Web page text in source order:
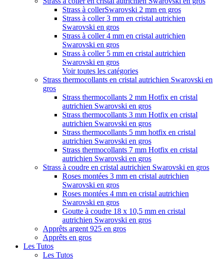
Strass à collerSwarovski 2 mm en gros
Strass à coller 3 mm en cristal autrichien
Swarovski en gros
Strass à coller 4 mm en cristal autrichien
Swarovski en gros
Strass à coller 5 mm en cristal autrichien
Swarovski en gros
Voir toutes les catégories
Strass thermocollants en cristal autrichien Swarovski en
gros
Strass thermocollants 2 mm Hotfix en cristal
autrichien Swarovski en gros
Strass thermocollants 3 mm Hotfix en cristal
autrichien Swarovski en gros
Strass thermocollants 5 mm hotfix en cristal
autrichien Swarovski en gros
Strass thermocollants 7 mm Hotfix en cristal
autrichien Swarovski en gros
Strass à coudre en cristal autrichien Swarovski en gros
Roses montées 3 mm en cristal autrichien
Swarovski en gros
Roses montées 4 mm en cristal autrichien
Swarovski en gros
Goutte à coudre 18 x 10,5 mm en cristal
autrichien Swarovski en gros
Apprêts argent 925 en gros
Apprêts en gros
Les Tutos
Les Tutos